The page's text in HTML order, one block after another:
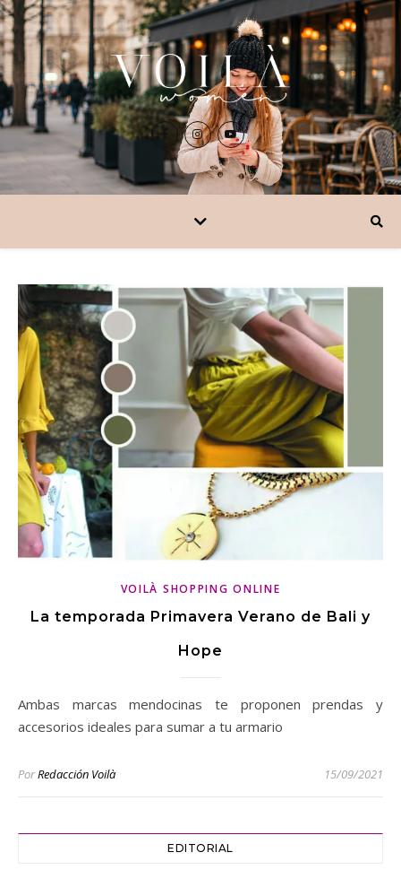
VOILÀ SHOPPING ONLINE
La temporada Primavera Verano de Bali y
Hope
Ambas marcas mendocinas te proponen prendas y
accesorios ideales para sumar a tu armario
PorRedacción Voilà 15/09/2021
EDITORIAL